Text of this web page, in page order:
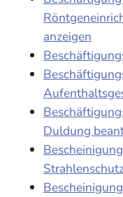
anzeigen
Duldung